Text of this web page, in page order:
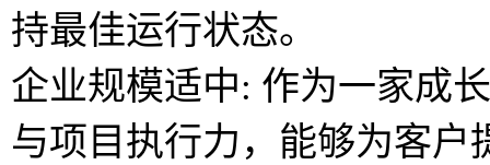
持最佳运行状态。
企业规模适中: 作为一家成
与项目执行力，能够为客